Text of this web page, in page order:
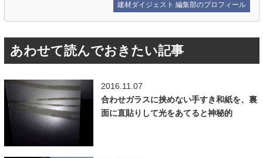
建材ダイジェスト 編集部のプロフィール
あわせて読んでおきたい記事
2016.11.07
合わせガラスに挟めない手すき和紙を、裏
面に直貼りして光をあてると神秘的